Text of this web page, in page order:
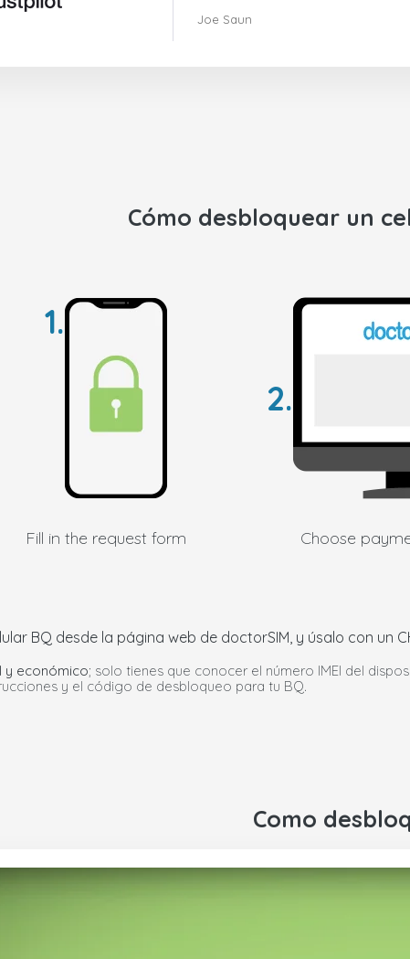
gestión del proceso, y lograron
Joe Saun
Cómo desbloquear un
1.
Fill in the request form
2.
Choose
BQ desde la página web de doctorSIM, y úsalo con un
y económico; solo tienes que conocer el número IMEI del
y el código de desbloqueo para tu BQ.
Como